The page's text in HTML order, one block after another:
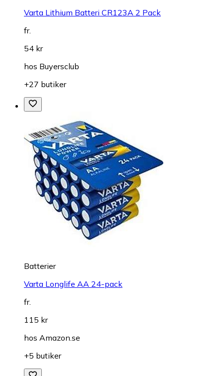
Varta Lithium Batteri CR123A 2 Pack
fr.
54 kr
hos Buyersclub
+27 butiker
Batterier
Varta Longlife AA 24-pack
fr.
115 kr
hos Amazon.se
+5 butiker